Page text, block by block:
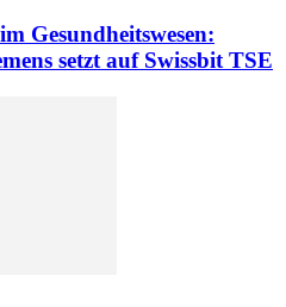
Gesundheitswesen:
setzt auf Swissbit TSE